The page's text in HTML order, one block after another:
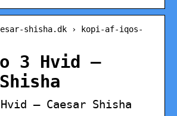
shisha.dk › kopi-af-iqos-
3 Hvid –
Hvid – Caesar Shisha